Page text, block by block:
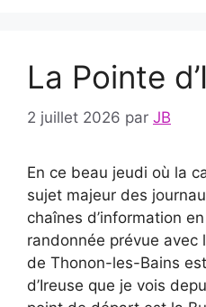
La Pointe
2 juillet 2026 par JB
En ce beau jeudi où la
sujet majeur des
chaînes d’information
randonnée prévue avec
de Thonon-les-Bains
d’Ireuse que je vois